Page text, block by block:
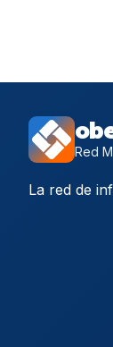
Red
La red de